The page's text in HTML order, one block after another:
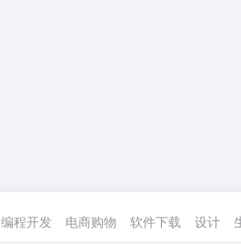
编程开发 电商购物 软件下载 设计